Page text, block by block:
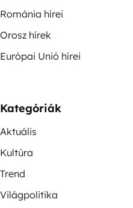
Románia hírei
Orosz hírek
Európai Unió hírei
Kategóriák
Aktuális
Kultúra
Trend
Világpolitika